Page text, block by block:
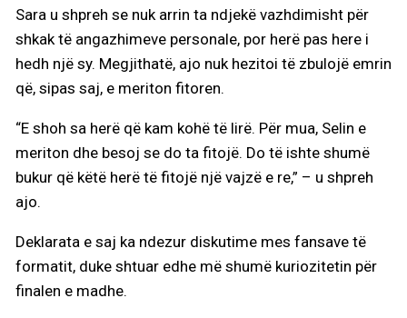
Sara u shpreh se nuk arrin ta ndjekë vazhdimisht për
shkak të angazhimeve personale, por herë pas here i
hedh një sy. Megjithatë, ajo nuk hezitoi të zbulojë emrin
që, sipas saj, e meriton fitoren.
“E shoh sa herë që kam kohë të lirë. Për mua, Selin e
meriton dhe besoj se do ta fitojë. Do të ishte shumë
bukur që këtë herë të fitojë një vajzë e re,” – u shpreh
ajo.
Deklarata e saj ka ndezur diskutime mes fansave të
formatit, duke shtuar edhe më shumë kuriozitetin për
finalen e madhe.